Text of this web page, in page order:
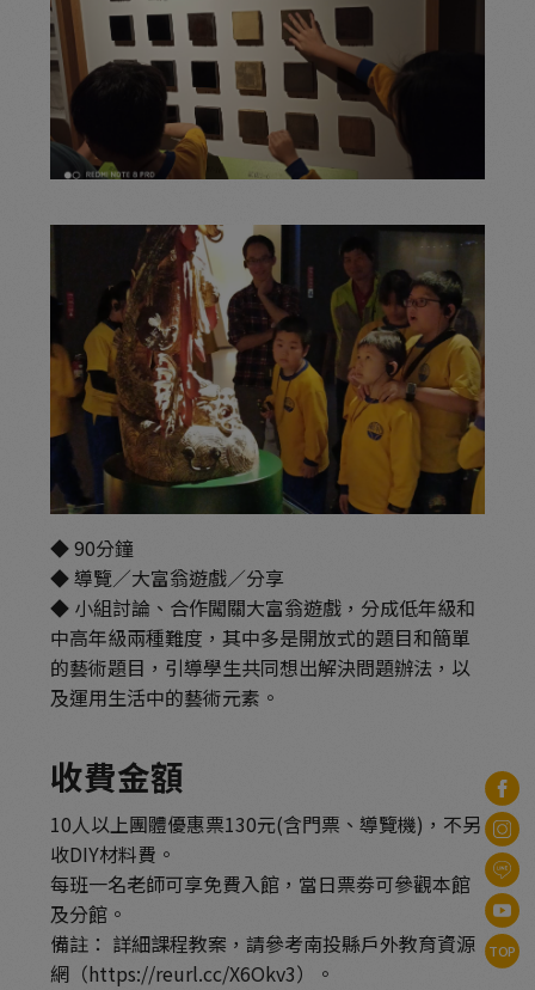
◆ 90分鐘
◆ 導覽／大富翁遊戲／分享
◆ 小組討論、合作闖關大富翁遊戲，分成低年級和
中高年級兩種難度，其中多是開放式的題目和簡單
的藝術題目，引導學生共同想出解決問題辦法，以
及運用生活中的藝術元素。
收費金額
10人以上團體優惠票130元(含門票、導覽機)，不另
收DIY材料費。
每班一名老師可享免費入館，當日票劵可參觀本館
及分館。
備註： 詳細課程教案，請參考南投縣戶外教育資源
網（https://reurl.cc/X6Okv3）。
TOP